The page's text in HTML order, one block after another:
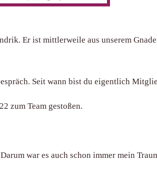
Er ist mittlerweile aus unserem
Seit wann bist du eigentlich
zum Team gestoßen.
war es auch schon immer mein